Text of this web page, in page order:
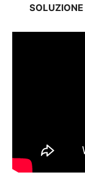
SOLUZIONE